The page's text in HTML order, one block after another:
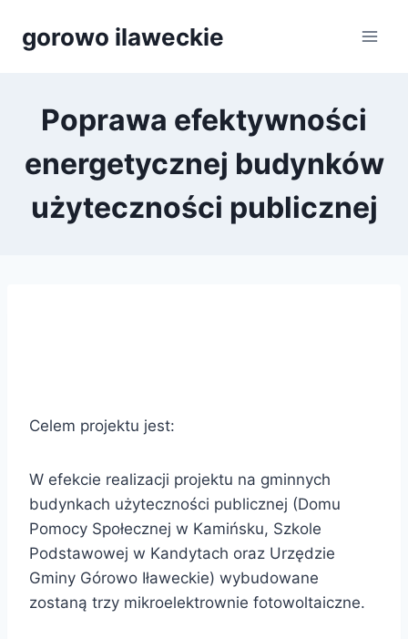
gorowo ilaweckie
Poprawa efektywności
energetycznej budynków
użyteczności publicznej
Celem projektu jest:
W efekcie realizacji projektu na gminnych
budynkach użyteczności publicznej (Domu
Pomocy Społecznej w Kamińsku, Szkole
Podstawowej w Kandytach oraz Urzędzie
Gminy Górowo Iławeckie) wybudowane
zostaną trzy mikroelektrownie fotowoltaiczne.